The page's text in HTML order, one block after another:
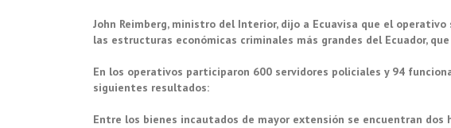
John Reimberg, ministro del Interior, dijo a Ecuavisa que el
las estructuras económicas criminales más grandes del Ecuador,
En los operativos participaron 600 servidores policiales y 94
siguientes resultados:
Entre los bienes incautados de mayor extensión se encuentran